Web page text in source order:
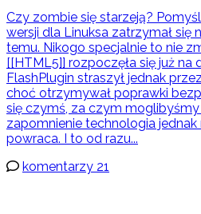
Czy zombie się starzeją?
wersji dla Linuksa zatrzymał się
temu. Nikogo specjalnie to nie
[[HTML5]] rozpoczęła się już na
FlashPlugin straszył jednak
choć otrzymywał poprawki
się czymś, za czym moglibyśmy
zapomnienie technologia jednak
powraca. I to od razu...
komentarzy 21